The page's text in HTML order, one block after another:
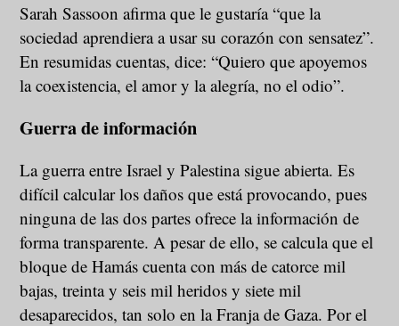
Sarah Sassoon afirma que le gustaría “que la
sociedad aprendiera a usar su corazón con sensatez”.
En resumidas cuentas, dice: “Quiero que apoyemos
la coexistencia, el amor y la alegría, no el odio”.
Guerra de información
La guerra entre Israel y Palestina sigue abierta. Es
difícil calcular los daños que está provocando, pues
ninguna de las dos partes ofrece la información de
forma transparente. A pesar de ello, se calcula que el
bloque de Hamás cuenta con más de catorce mil
bajas, treinta y seis mil heridos y siete mil
desaparecidos, tan solo en la Franja de Gaza. Por el